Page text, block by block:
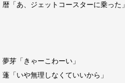
暦「あ、ジェットコースターに乗った」
夢芽「きゃーこわーい」
蓬「いや無理しなくていいから」